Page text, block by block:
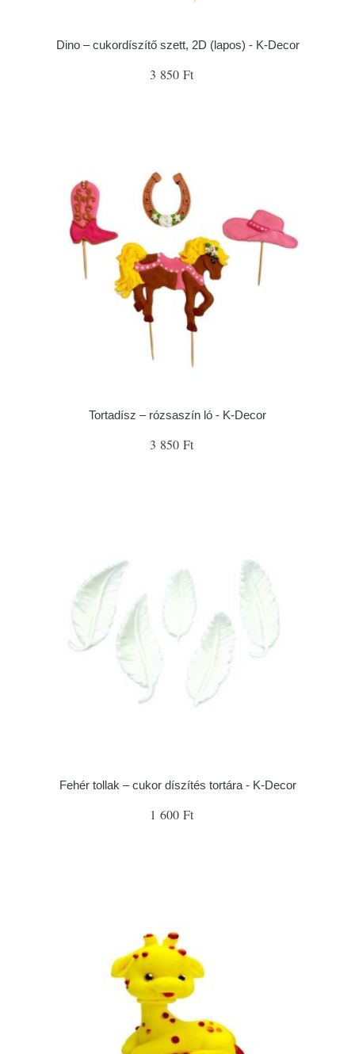
Dino – cukordíszítő szett, 2D (lapos) - K-Decor
3 850 Ft
Tortadísz – rózsaszín ló - K-Decor
3 850 Ft
Fehér tollak – cukor díszítés tortára - K-Decor
1 600 Ft